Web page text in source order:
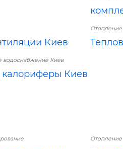
Киев
Отопление
водоснабжение Киев
калориферы Киев
Отопление